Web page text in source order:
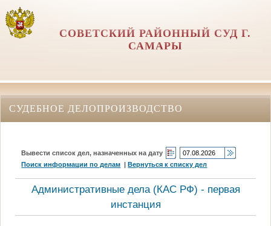
СОВЕТСКИЙ РАЙОННЫЙ СУД Г.
САМАРЫ
СУДЕБНОЕ ДЕЛОПРОИЗВОДСТВО
Вывести список дел, назначенных на дату
Поиск информации по делам |Вернуться к списку дел
Административные дела (КАC РФ) - первая
инстанция